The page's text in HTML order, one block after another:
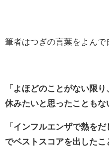
筆者はつぎの言葉をよんで
「よほどのことがない限
休みたいと思ったこともな
「インフルエンザで熱を
でベストスコアを出したこ